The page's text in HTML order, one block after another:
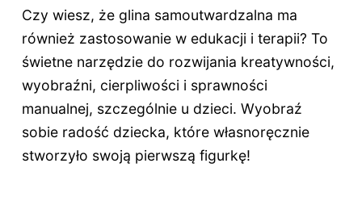
Czy wiesz, że glina samoutwardzalna ma
również zastosowanie w edukacji i terapii? To
świetne narzędzie do rozwijania kreatywności,
wyobraźni, cierpliwości i sprawności
manualnej, szczególnie u dzieci. Wyobraź
sobie radość dziecka, które własnoręcznie
stworzyło swoją pierwszą figurkę!